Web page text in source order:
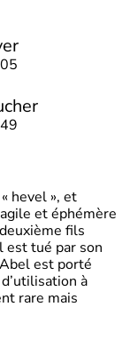
hevel », et
et éphémère
fils
est tué par son
est porté
à
rare mais